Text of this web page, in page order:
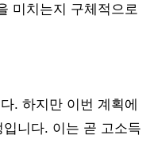
미치는지 구체적으로
. 하지만 이번 계획에
니다. 이는 곧 고소득